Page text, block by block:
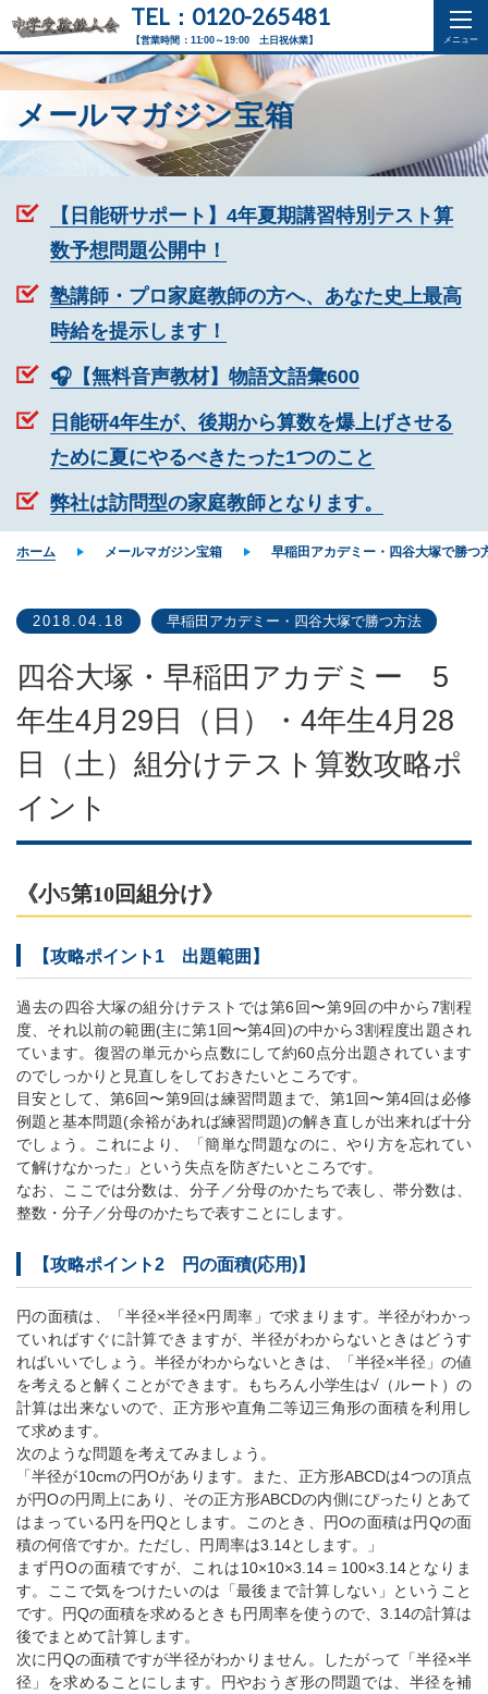
【営業時間：11:00～19:00 土日祝休業】
TEL：0120-265481
メールマガジン宝箱
【日能研サポート】4年夏期講習特別テスト算
数予想問題公開中！
塾講師・プロ家庭教師の方へ、あなた史上最高
時給を提示します！
🎧【無料音声教材】物語文語彙600
日能研4年生が、後期から算数を爆上げさせる
ために夏にやるべきたった1つのこと
弊社は訪問型の家庭教師となります。
ホーム メールマガジン宝箱 早稲田アカデミー・四谷大塚で勝つ
2018.04.18 早稲田アカデミー・四谷大塚で勝つ方法
四谷大塚・早稲田アカデミー 5
年生4月29日（日）・4年生4月28
日（土）組分けテスト算数攻略ポ
イント
《小5第10回組分け》
【攻略ポイント1 出題範囲】
過去の四谷大塚の組分けテストでは第6回〜第9回の中から7割程
度、それ以前の範囲(主に第1回〜第4回)の中から3割程度出題され
ています。復習の単元から点数にして約60点分出題されています
のでしっかりと見直しをしておきたいところです。
目安として、第6回〜第9回は練習問題まで、第1回〜第4回は必修
例題と基本問題(余裕があれば練習問題)の解き直しが出来れば十分
でしょう。これにより、「簡単な問題なのに、やり方を忘れてい
て解けなかった」という失点を防ぎたいところです。
なお、ここでは分数は、分子／分母のかたちで表し、帯分数は、
整数・分子／分母のかたちで表すことにします。
【攻略ポイント2 円の面積(応用)】
円の面積は、「半径×半径×円周率」で求まります。半径がわかっ
ていればすぐに計算できますが、半径がわからないときはどうす
ればいいでしょう。半径がわからないときは、「半径×半径」の値
を考えると解くことができます。もちろん小学生は√（ルート）の
計算は出来ないので、正方形や直角二等辺三角形の面積を利用し
て求めます。
次のような問題を考えてみましょう。
「半径が10cmの円Oがあります。また、正方形ABCDは4つの頂点
が円Oの円周上にあり、その正方形ABCDの内側にぴったりとあて
はまっている円を円Qとします。このとき、円Oの面積は円Qの面
積の何倍ですか。ただし、円周率は3.14とします。」
まず円Oの面積ですが、これは10×10×3.14＝100×3.14となりま
す。ここで気をつけたいのは「最後まで計算しない」ということ
です。円Qの面積を求めるときも円周率を使うので、3.14の計算は
後でまとめて計算します。
次に円Qの面積ですが半径がわかりません。したがって「半径×半
径」を求めることにします。円やおうぎ形の問題では、半径を補